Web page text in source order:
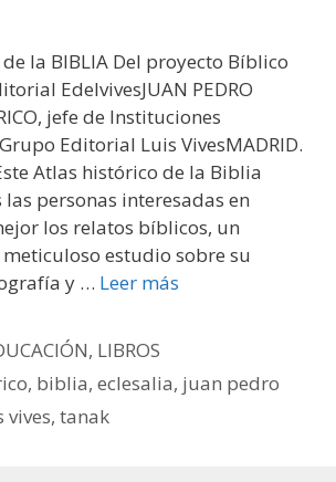
la BIBLIA Del proyecto Bíblico
EdelvivesJUAN PEDRO
jefe de Instituciones
Editorial Luis VivesMADRID.
Atlas histórico de la Biblia
personas interesadas en
los relatos bíblicos, un
estudio sobre su
y … Leer más
, LIBROS
, biblia,eclesalia, juan pedro
vives, tanak